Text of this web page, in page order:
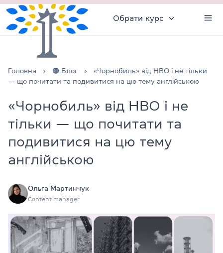
Обрати курс
Головна 🟠 Блог
«Чорнобиль» від HBO і не тільки
— що почитати та подивитися на цю тему англійською
«Чорнобиль» від HBO і не
тільки — що почитати та
подивитися на цю тему
англійською
Ольга Мартинчук
Content manager